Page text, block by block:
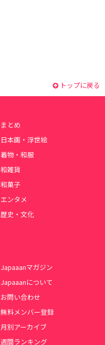
トップに戻る
まとめ
日本画・浮世絵
着物・和服
和雑貨
和菓子
エンタメ
歴史・文化
Japaaanマガジン
Japaaanについて
お問い合わせ
無料メンバー登録
月別アーカイブ
週間ランキング